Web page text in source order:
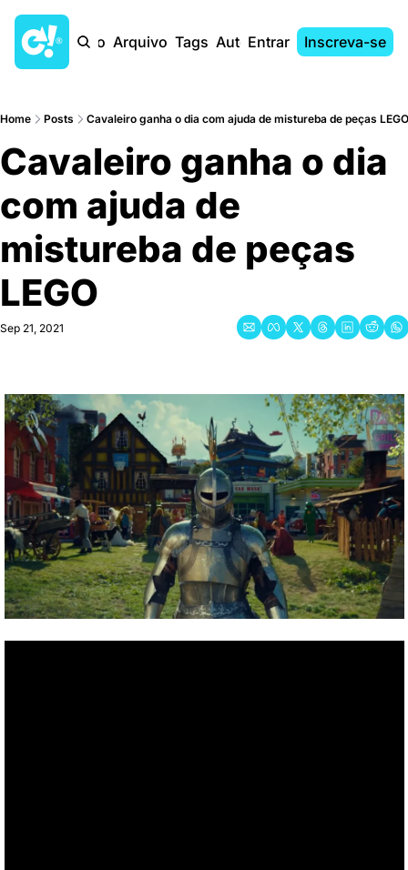
Início Arquivo Tags AutoresEntrar Inscreva-se
Home Posts Cavaleiro ganha o dia com ajuda de mistureba de peças LEGO
Cavaleiro ganha o dia
com ajuda de
mistureba de peças
LEGO
Sep 21, 2021